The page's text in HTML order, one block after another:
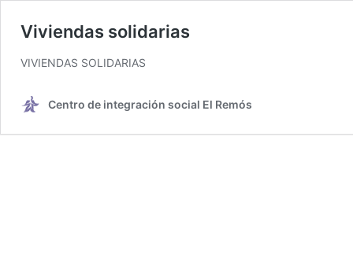
Viviendas solidarias
VIVIENDAS SOLIDARIAS
Centro de integración social El Remós